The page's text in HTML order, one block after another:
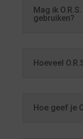
Mag ik
gebruiken?
Hoeveel
Hoe geef je